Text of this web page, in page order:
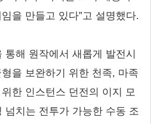
을 만들고 있다”고 설명했다.
통해 원작에서 새롭게 발전시
을 보완하기 위한 천족, 마족
한 인스턴스 던전의 이지 모
치는 전투가 가능한 수동 조